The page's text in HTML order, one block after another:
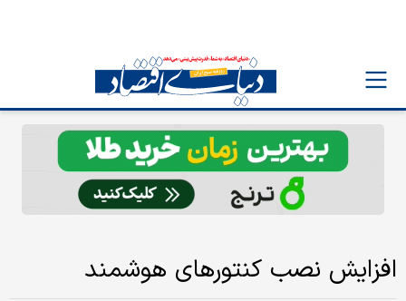
افزایش نصب کنتور‌های هوشمند